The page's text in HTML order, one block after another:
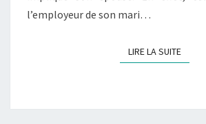
l’employeur de son mari…
LIRE LA SUITELIRE